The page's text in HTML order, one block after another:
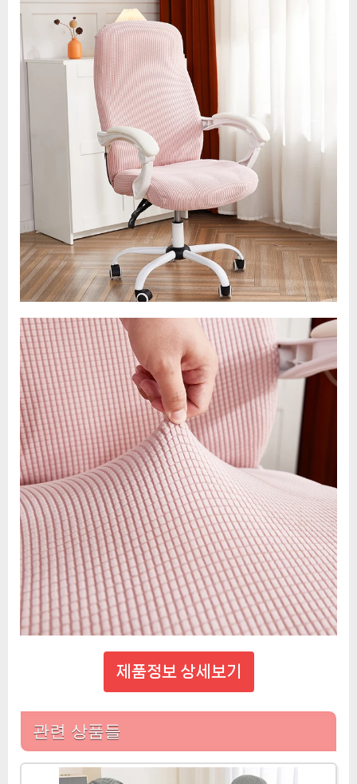
제품정보 상세보기
관련 상품들